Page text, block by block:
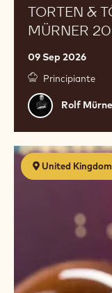
TORTEN &
MÜRNER
09 Sep 2026
Principiante
Rolf
Mürner
Rolf
United
Premium
Chocolates